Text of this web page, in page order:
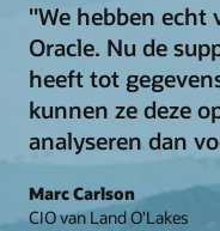
"We hebben echt
Oracle. Nu de
heeft tot
kunnen ze deze
analyseren dan
Marc Carlson
CIO van Land O'Lakes